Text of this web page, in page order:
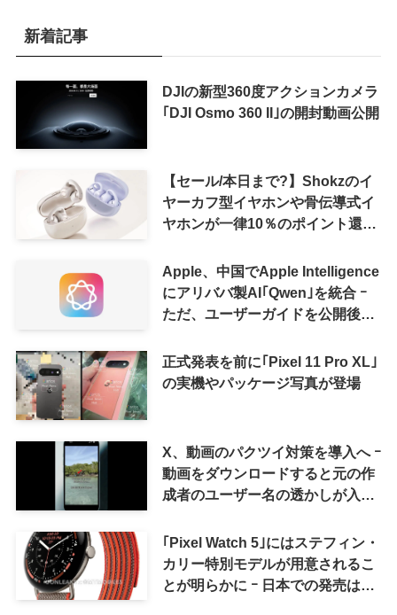
新着記事
DJIの新型360度アクションカメラ
｢DJI Osmo 360 II｣の開封動画公開
【セール/本日まで?】Shokzのイ
ヤーカフ型イヤホンや骨伝導式イ
ヤホンが一律10％のポイント還元
Apple、中国でApple Intelligence
にアリババ製AI｢Qwen｣を統合 ｰ
ただ、ユーザーガイドを公開後に
正式発表を前に｢Pixel 11 Pro XL｣
の実機やパッケージ写真が登場
X、動画のパクツイ対策を導入へ ｰ
動画をダウンロードすると元の作
成者のユーザー名の透かしが入る
｢Pixel Watch 5｣にはステフィン・
カリー特別モデルが用意されるこ
とが明らかに ｰ 日本での発売は期